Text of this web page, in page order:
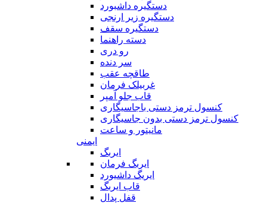
دستگیره داشبورد
دستگیره زیر ارنجی
دستگیره سقف
دسته راهنما
رو دری
سر دنده
طاقچه عقب
غربیلک فرمان
قاب جلو آمپر
کنسول ترمز دستی باجاسیگاری
کنسول ترمز دستی بدون جاسیگاری
مانیتور و ساعت
ایمنی
ایربگ
ایربگ فرمان
ایریگ داشیورد
قاب ایربگ
قفل پدال